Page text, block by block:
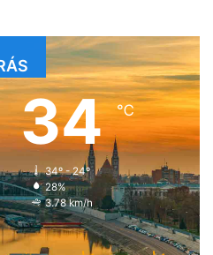
34℃
34º - 24º
28%
3.78 km/h